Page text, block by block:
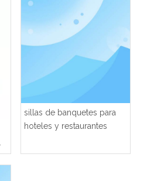
sillas de banquetes para
hoteles y restaurantes